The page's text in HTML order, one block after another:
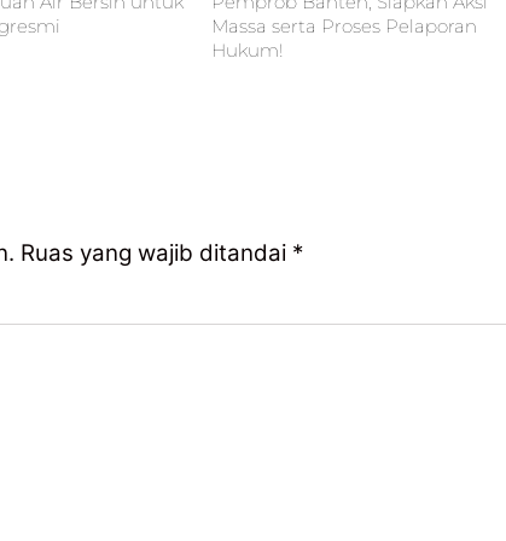
Massa serta Proses Pelaporan
Hukum!
Ruas yang wajib ditandai *